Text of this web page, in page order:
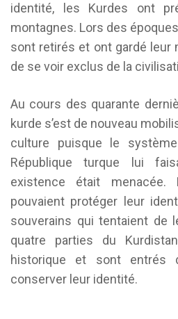
identité, les Kurdes ont
montagnes. Lors des
sont retirés et ont gardé leur
de se voir exclus de la
Au cours des quarante
kurde s’est de nouveau
culture puisque le
République turque lui
existence était
pouvaient protéger leur
souverains qui tentaient de
quatre parties du
historique et sont entrés
conserver leur identité.